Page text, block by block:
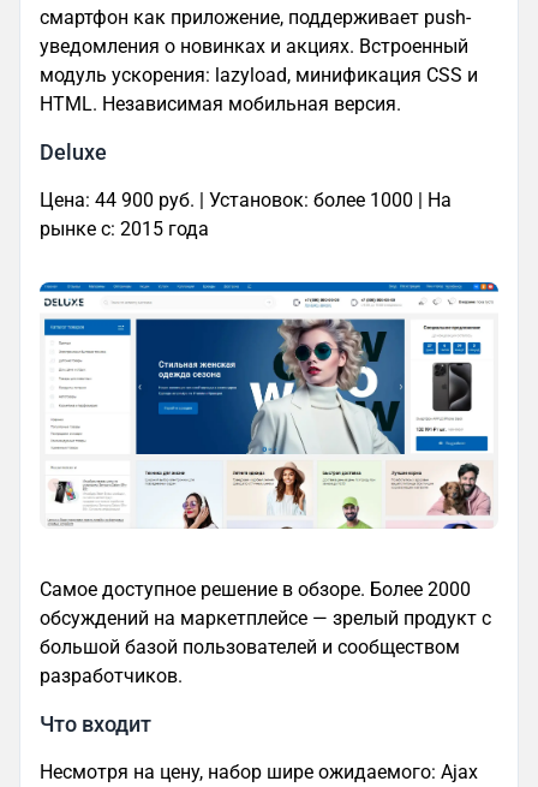
смартфон как приложение, поддерживает push-
уведомления о новинках и акциях. Встроенный
модуль ускорения: lazyload, минификация CSS и
HTML. Независимая мобильная версия.
Deluxe
Цена: 44 900 руб. | Установок: более 1000 | На
рынке с: 2015 года
Самое доступное решение в обзоре. Более 2000
обсуждений на маркетплейсе — зрелый продукт с
большой базой пользователей и сообществом
разработчиков.
Что входит
Несмотря на цену, набор шире ожидаемого: Ajax